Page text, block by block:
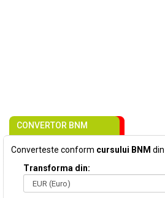
CONVERTOR BNM
Converteste conform cursului BNM din
Transforma din: